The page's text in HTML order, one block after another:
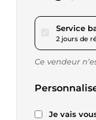
Service
2 jours de
Ce vendeur
Je vais